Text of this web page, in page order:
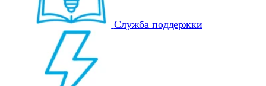
Служба поддержки